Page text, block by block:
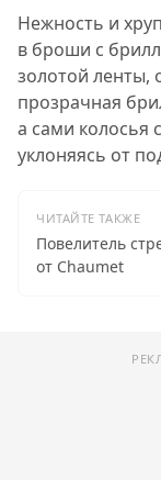
Нежность и
в броши с
золотой ленты,
прозрачная
а сами колосья
уклоняясь от
ЧИТАЙТЕ ТАКЖЕ
Повелитель
от Chaumet